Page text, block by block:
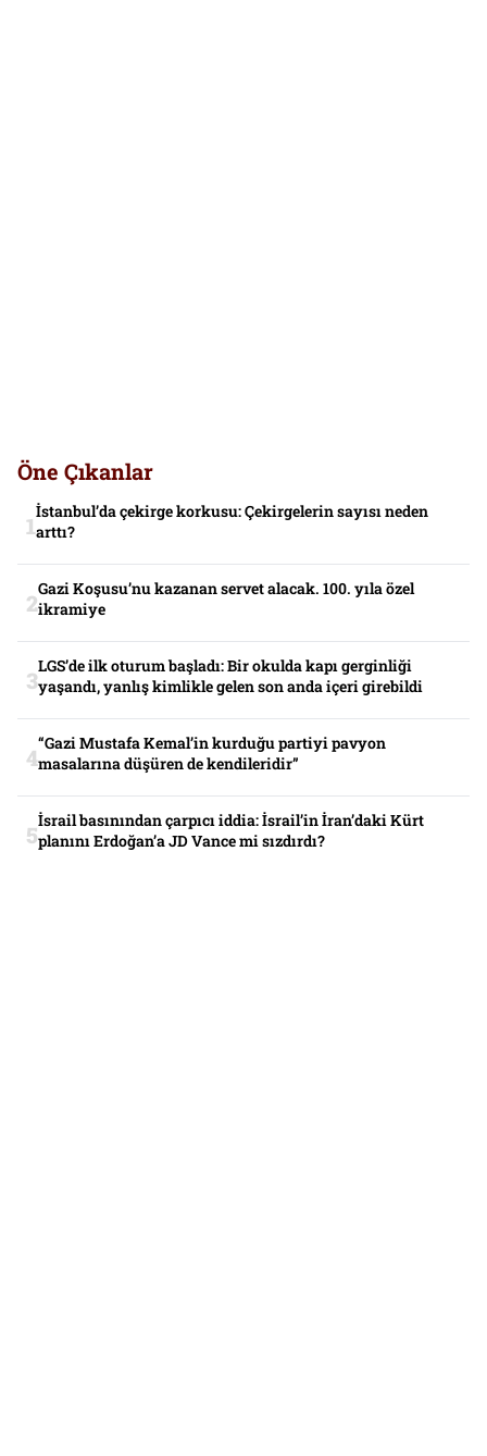
Öne Çıkanlar
İstanbul’da çekirge korkusu: Çekirgelerin sayısı neden
arttı?
Gazi Koşusu’nu kazanan servet alacak. 100. yıla özel
ikramiye
LGS’de ilk oturum başladı: Bir okulda kapı gerginliği
yaşandı, yanlış kimlikle gelen son anda içeri girebildi
“Gazi Mustafa Kemal’in kurduğu partiyi pavyon
masalarına düşüren de kendileridir”
İsrail basınından çarpıcı iddia: İsrail’in İran’daki Kürt
planını Erdoğan’a JD Vance mi sızdırdı?